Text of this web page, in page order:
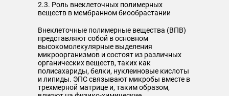
2.3. Роль внеклеточных полимерных
веществ в мембранном биообрастании
Внеклеточные полимерные вещества (ВПВ)
представляют собой в основном
высокомолекулярные выделения
микроорганизмов и состоят из различных
органических веществ, таких как
полисахариды, белки, нуклеиновые кислоты
и липиды. ЭПС связывают микробы вместе в
трехмерной матрице и, таким образом,